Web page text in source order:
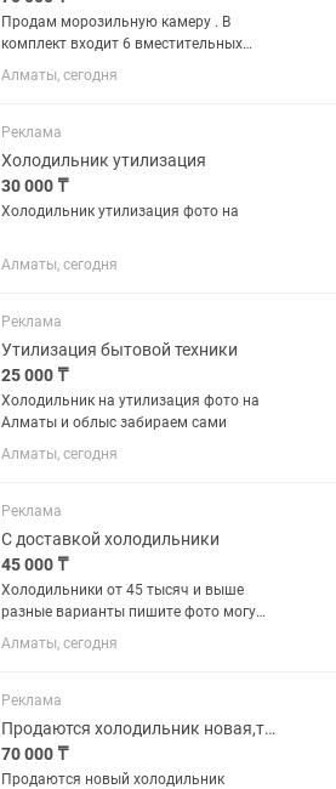
Продам морозильную камеру . В
комплект входит 6 вместительных
пластиковых контейнеров.
Температура охлаждения и заморозки
Алматы, сегодня
Реклама
Холодильник утилизация
30 000 ₸
Холодильник утилизация фото на
Алматы, сегодня
Реклама
Утилизация бытовой техники
25 000 ₸
Холодильник на утилизация фото на
Алматы и облыс забираем сами
Алматы, сегодня
Реклама
С доставкой холодильники
45 000 ₸
Холодильники от 45 тысяч и выше
разные варианты пишите фото могу
отправить
Алматы, сегодня
Реклама
Продаются холодильник новая,торг есть,саудасы бар,накты алатын клиентке.
70 000 ₸
Продаются новый холодильник